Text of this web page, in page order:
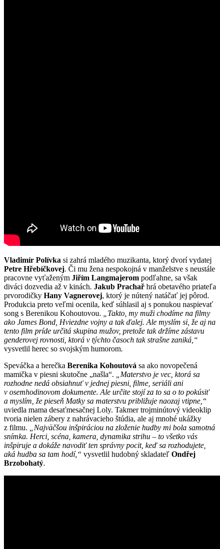
Vladimír Polívka si zahrá mladého muzikanta, ktorý dvorí vydatej
Petre Hřebíčkovej. Či mu žena nespokojná v manželstve s neustále
pracovne vyťaženým Jiřím Langmajerom podľahne, sa však
diváci dozvedia až v kinách. Jakub Prachař hrá obetavého priateľa
prvorodičky Hany Vagnerovej, ktorý je nútený natáčať jej pôrod.
Produkcia preto veľmi ocenila, keď súhlasil aj s ponukou naspievať
song s Berenikou Kohoutovou.
„Takto, my muži chodíme na filmy
ako James Bond, Hviezdne vojny a tak ďalej. Ale myslím si, že aj na
tento film príde určitá skupina mužov, pretože tak držíme zástavu
genderovej rovnosti, ktorá v týchto časoch tak strašne zaniká,“
vysvetlil herec so svojským humorom.
Speváčka a herečka Berenika Kohoutová sa ako novopečená
mamička v piesni skutočne „našla“.
„Materstvo je vec, ktorá sa
rozhodne nedá obsiahnuť v jednej piesni, filme, seriáli ani
v osemhodinovom dokumente. Ale určite stojí za to sa o to pokúsiť
a myslím, že pieseň Matky sa materstvu približuje naozaj vtipne,“
uviedla mama desaťmesačnej Loly. Takmer trojminútový videoklip
tvoria nielen zábery z nahrávacieho štúdia, ale aj mnohé ukážky
z filmu.
„Najväčšou inšpiráciou na zloženie hudby mi bola samotná
snímka. Herci, scéna, kamera, dynamika strihu – to všetko vás
inšpiruje a dokáže navodiť ten správny pocit, keď sa rozhodujete,
aká hudba sa tam hodí,“ vysvetlil hudobný skladateľ Ondřej
Brzobohatý.